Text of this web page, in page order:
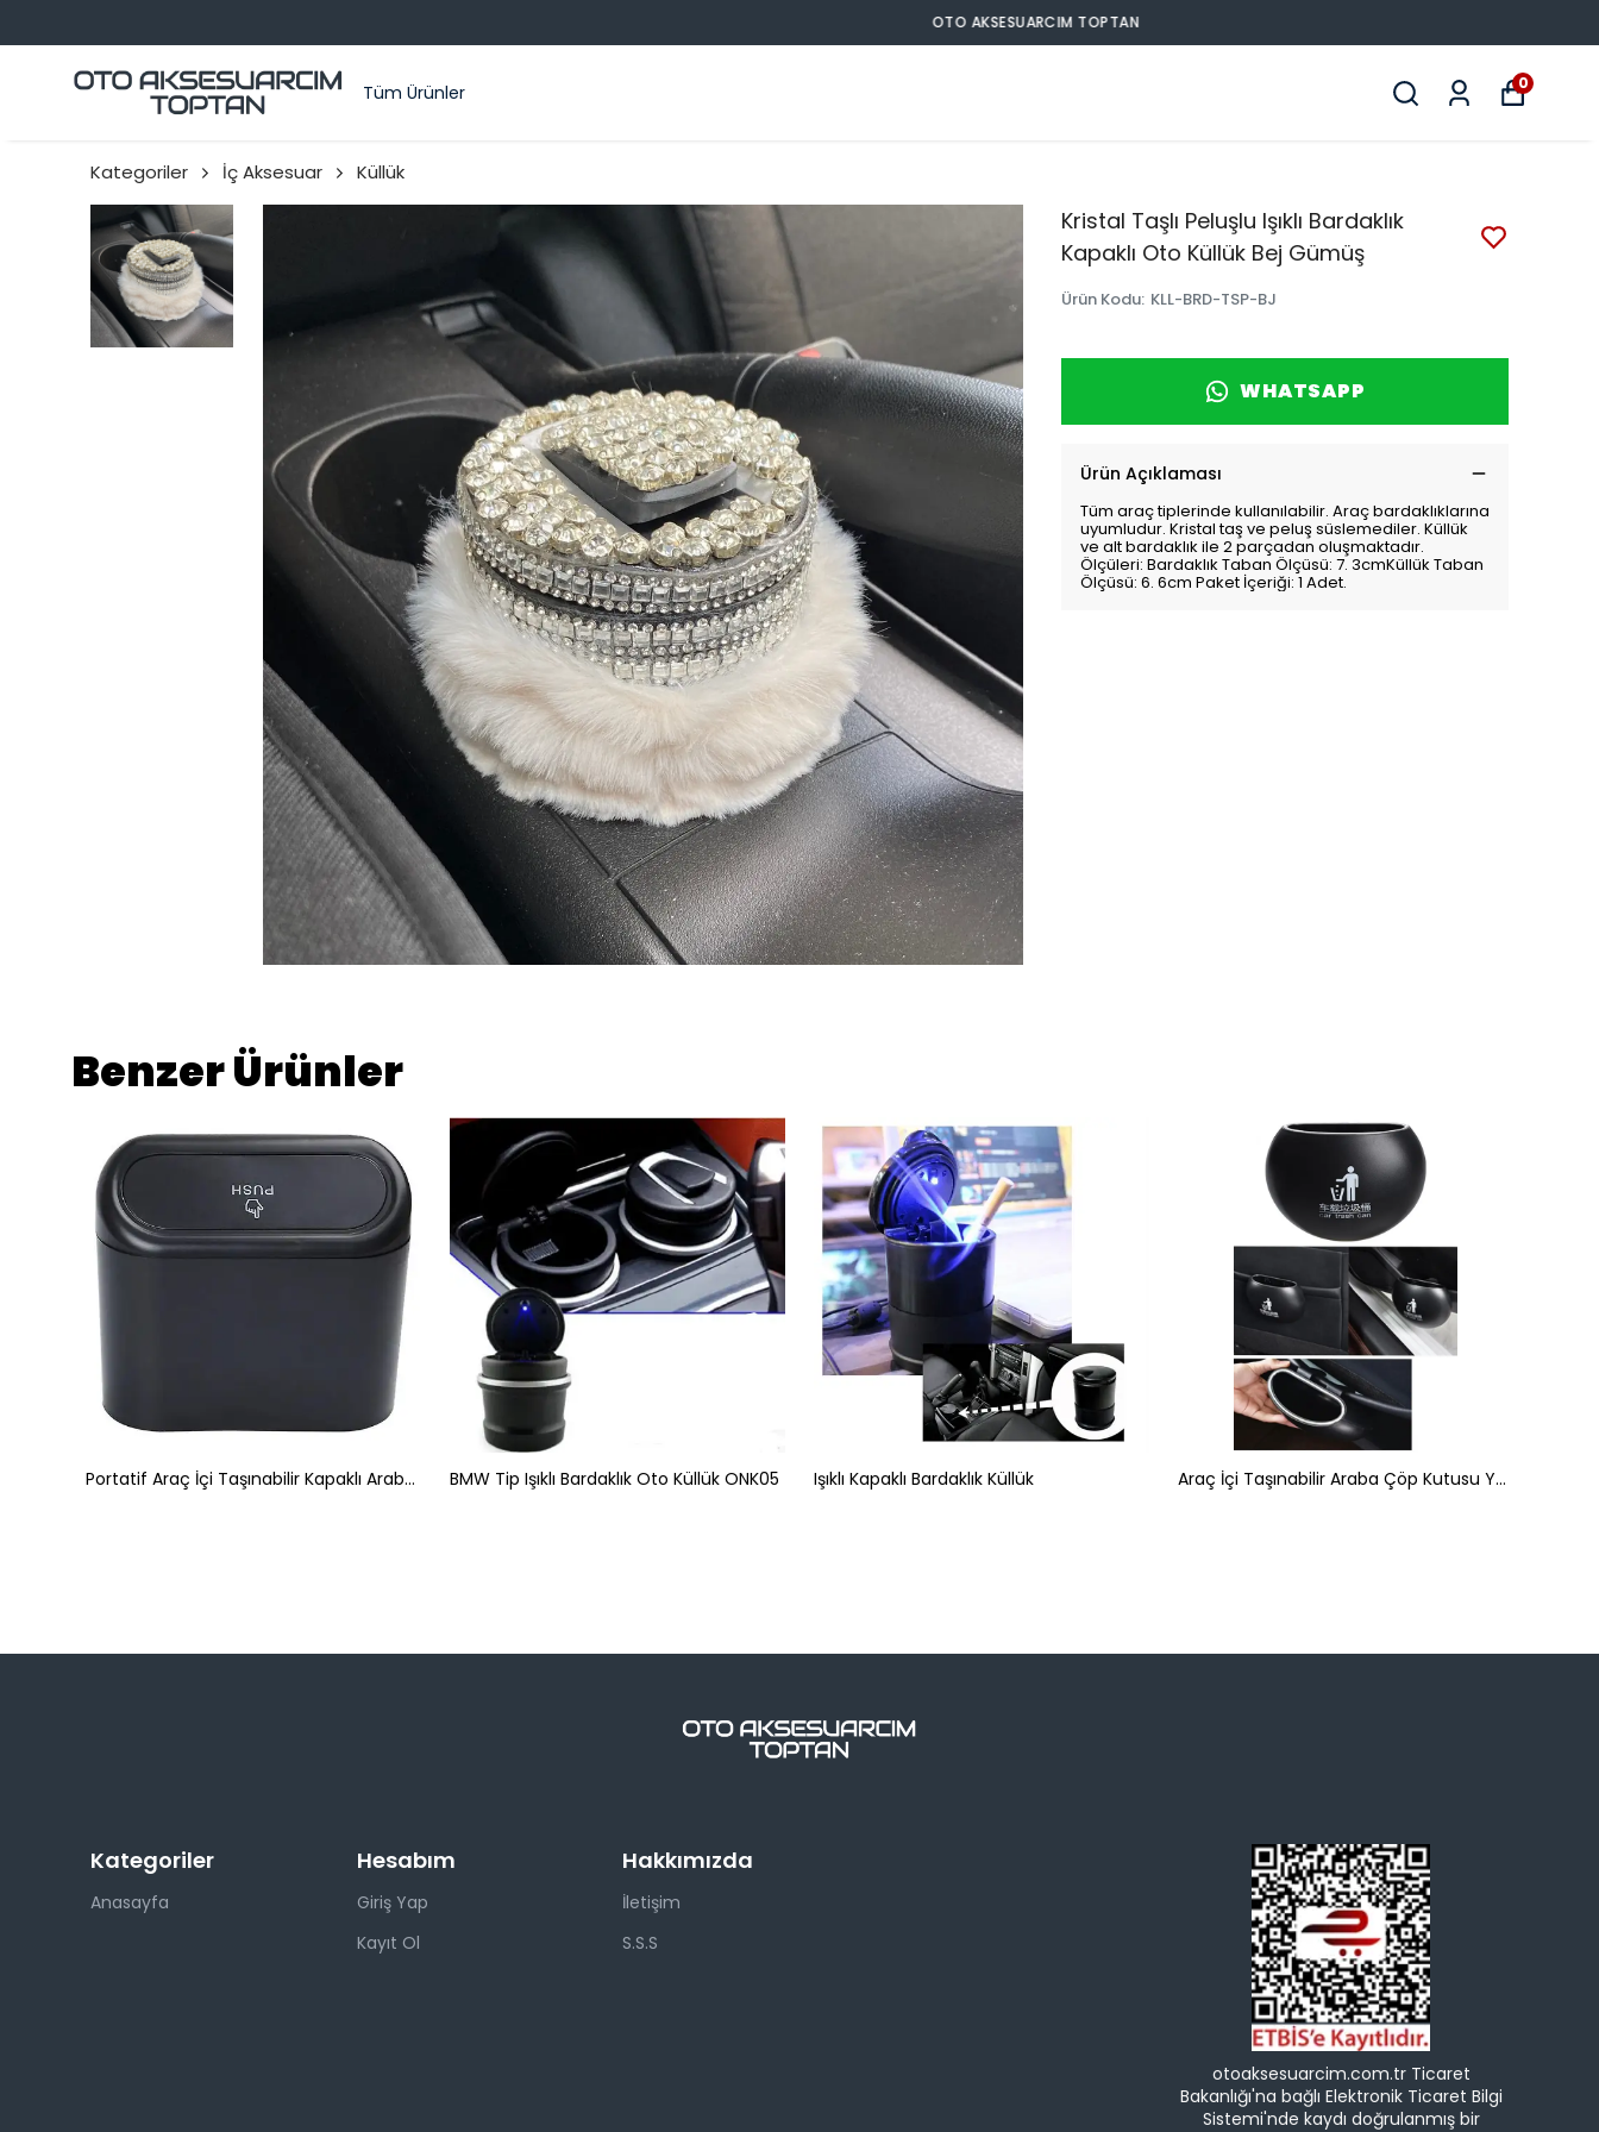
Tüm Ürünler 0
Kategoriler İç Aksesuar Küllük
Kristal Taşlı Peluşlu Işıklı Bardaklık
Kapaklı Oto Küllük Bej Gümüş
Ürün Kodu: KLL-BRD-TSP-BJ
WHATSAPP
Ürün Açıklaması
Tüm araç tiplerinde kullanılabilir. Araç bardaklıklarına
uyumludur. Kristal taş ve peluş süslemediler. Küllük
ve alt bardaklık ile 2 parçadan oluşmaktadır.
Ölçüleri: Bardaklık Taban Ölçüsü: 7. 3cmKüllük Taban
Ölçüsü: 6. 6cm Paket İçeriği: 1 Adet.
Benzer Ürünler
Portatif Araç İçi Taşınabilir Kapaklı Araba Çöp Kutusu Siyah BMW Tip Işıklı Bardaklık Oto Küllük ONK05 Işıklı Kapaklı Bardaklık Küllük Araç İçi Taşınabilir Araba Çöp Kutusu Yuvarlak Siyah
Kategoriler
Anasayfa
Hesabım
Giriş Yap
Kayıt Ol
Hakkımızda
İletişim
S.S.S
otoaksesuarcim.com.tr Ticaret
Bakanlığı'na bağlı Elektronik Ticaret Bilgi
Sistemi'nde kaydı doğrulanmış bir